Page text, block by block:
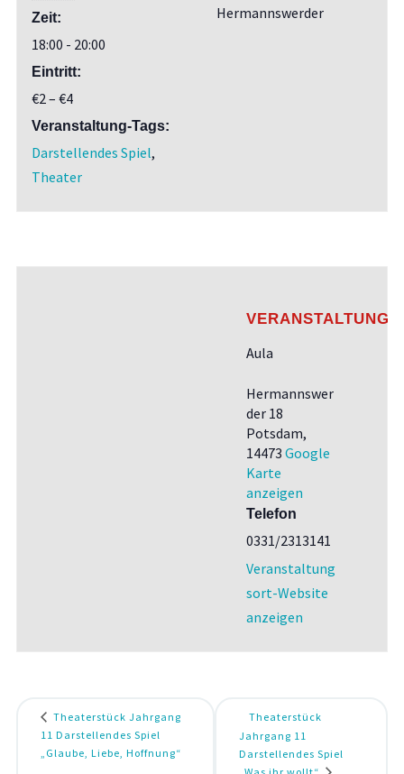
Zeit:
18:00 - 20:00
Eintritt:
€2 – €4
Veranstaltung-Tags:
Darstellendes Spiel,
Theater
Hermannswerder
Aula
Hermannswer
der 18
Potsdam,
14473 Google
Karte
anzeigen
Telefon
0331/2313141
Veranstaltung
sort-Website
anzeigen
Theaterstück Jahrgang
11 Darstellendes Spiel
„Glaube, Liebe, Hoffnung“
Theaterstück
Jahrgang 11
Darstellendes Spiel